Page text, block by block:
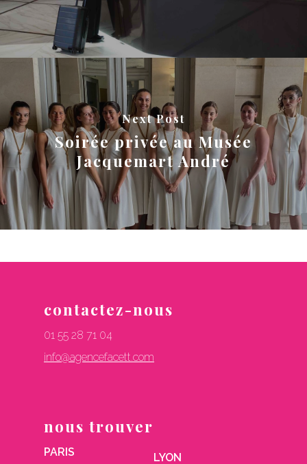
Next Post
Soirée privée au Musée
Jacquemart André
contactez-nous
01 55 28 71 04
info@agencefacett.com
nous trouver
PARIS LYON